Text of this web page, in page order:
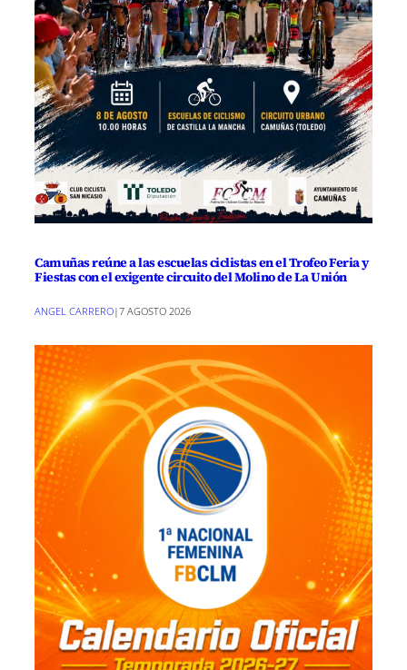
Camuñas reúne a las escuelas ciclistas en el Trofeo Feria y
Fiestas con el exigente circuito del Molino de La Unión
ANGEL CARRERO|7 AGOSTO 2026